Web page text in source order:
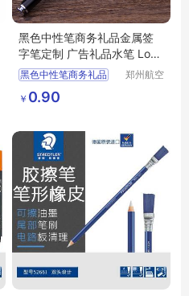
黑色中性笔商务礼品金属签
字笔定制 广告礼品水笔 Logo
圆珠笔
黑色中性笔商务礼品
金属签字笔定制
广告礼品水笔
郑州航空
￥ 0.90